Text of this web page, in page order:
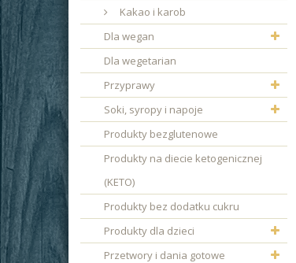
Kakao i karob
Dla wegan
Dla wegetarian
Przyprawy
Soki, syropy i napoje
Produkty bezglutenowe
Produkty na diecie ketogenicznej
(KETO)
Produkty bez dodatku cukru
Produkty dla dzieci
Przetwory i dania gotowe